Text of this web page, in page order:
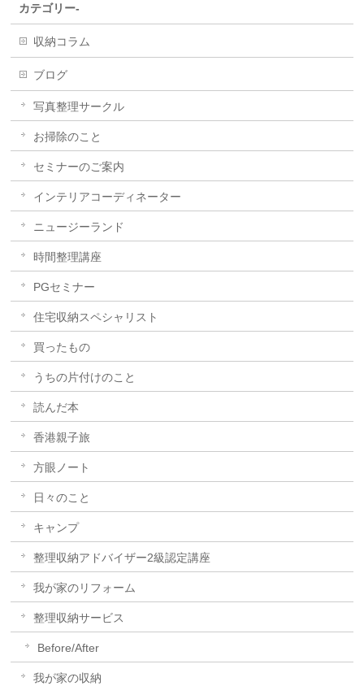
カテゴリー-
収納コラム
ブログ
写真整理サークル
お掃除のこと
セミナーのご案内
インテリアコーディネーター
ニュージーランド
時間整理講座
PGセミナー
住宅収納スペシャリスト
買ったもの
うちの片付けのこと
読んだ本
香港親子旅
方眼ノート
日々のこと
キャンプ
整理収納アドバイザー2級認定講座
我が家のリフォーム
整理収納サービス
Before/After
我が家の収納